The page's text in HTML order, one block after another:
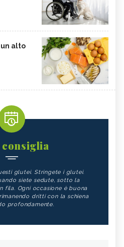
alto
glutei. Stringete i glutei.
siete sedute, sotto la
fila. Ogni occasione è buona
dritti con la schiena
profondamente.